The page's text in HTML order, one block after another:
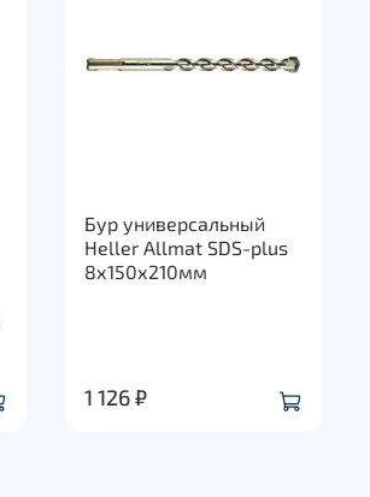
Бур универсальный
Heller Allmat SDS-plus
8х150х210мм
1 126 ₽